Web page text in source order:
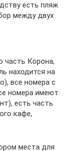
есть пляж
между двух
часть Корона,
находится на
все номера с
номера имеют
есть часть
кафе,
места для